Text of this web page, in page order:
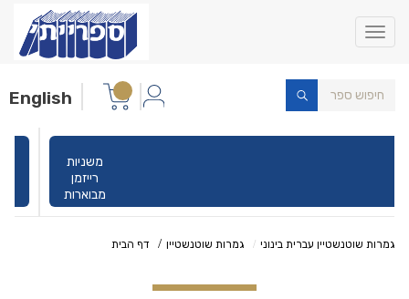
Toggle
navigation
English
משניות
רייזמן
מבוארות
דף הבית גמרות שוטנשטיין גמרות שוטנשטיין עברית בינוני